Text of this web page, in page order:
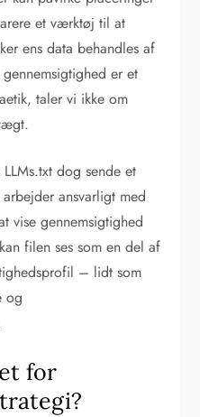
et værktøj til at
ens data behandles af
er et
taler vi ikke om
dog sende et
ansvarligt med
vise gennemsigtighed
filen ses som en del af
– lidt som
og
for